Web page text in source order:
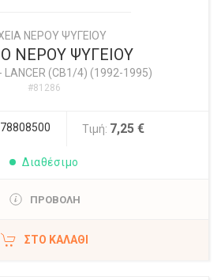
ΝΕΡΟΥ ΨΥΓΕΙΟΥ
ΝΕΡΟΥ ΨΥΓΕΙΟΥ
- LANCER (CB1/4) (1992-1995)
#81286
Τιμή: 7,25 €
Διαθέσιμο
ΠΡΟΒΟΛΗ
ΣΤΟ ΚΑΛΆΘΙ